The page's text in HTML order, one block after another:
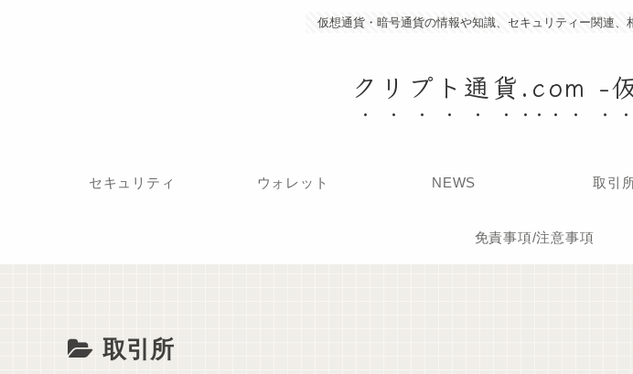
仮想通貨・暗号通貨の情報や知識、セキュリティー関連
クリプト通貨.com -
セキュリティ ウォレット NEWS 取引
免責事項/注意事項
取引所